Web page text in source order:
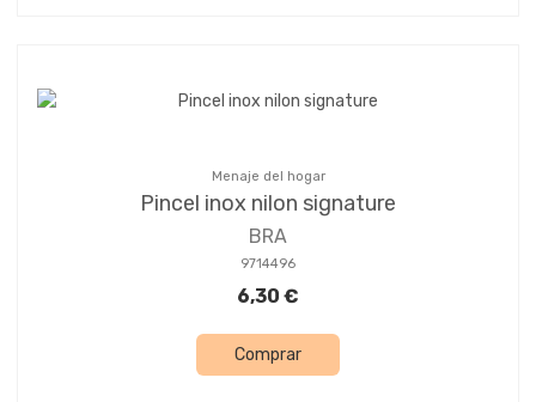
Menaje del hogar
Pincel inox nilon signature
BRA
9714496
6,30 €
Comprar